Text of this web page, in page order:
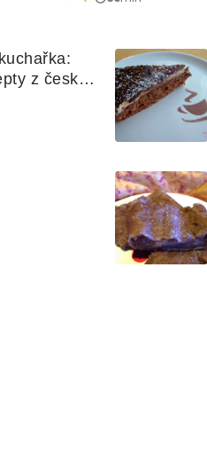
z české